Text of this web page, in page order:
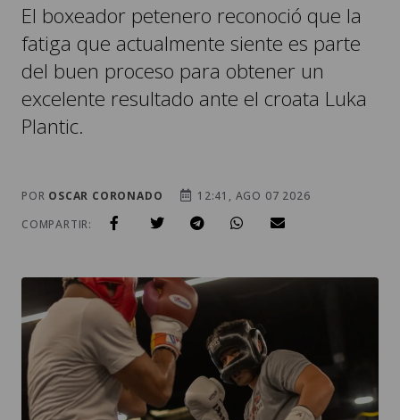
El boxeador petenero reconoció que la
fatiga que actualmente siente es parte
del buen proceso para obtener un
excelente resultado ante el croata Luka
Plantic.
POR OSCAR CORONADO
12:41, AGO 07 2026
COMPARTIR: